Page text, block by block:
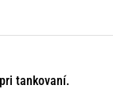
tankovaní.